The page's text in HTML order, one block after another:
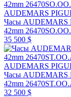
AUDEMARS
Часы AUDEMARS
42mm
35 500 $
AUDEMARS
Часы AUDEMARS
42mm
32 500 $